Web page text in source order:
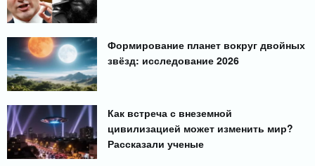
Формирование планет вокруг двойных
звёзд: исследование 2026
Как встреча с внеземной
цивилизацией может изменить мир?
Рассказали ученые